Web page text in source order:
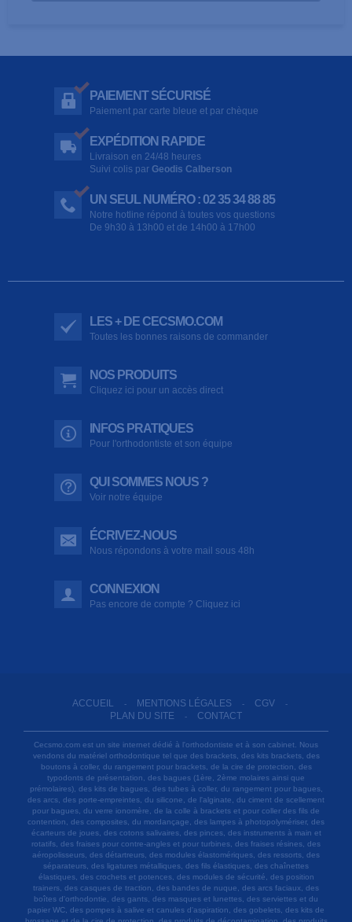
PAIEMENT SÉCURISÉ
Paiement par carte bleue et par chèque
EXPÉDITION RAPIDE
Livraison en 24/48 heures
Suivi colis par Geodis Calberson
UN SEUL NUMÉRO : 02 35 34 88 85
Notre hotline répond à toutes vos questions
De 9h30 à 13h00 et de 14h00 à 17h00
LES + DE CECSMO.COM
Toutes les bonnes raisons de commander
NOS PRODUITS
Cliquez ici pour un accès direct
INFOS PRATIQUES
Pour l'orthodontiste et son équipe
QUI SOMMES NOUS ?
Voir notre équipe
ÉCRIVEZ-NOUS
Nous répondons à votre mail sous 48h
CONNEXION
Pas encore de compte ? Cliquez ici
ACCUEIL - MENTIONS LÉGALES - CGV -
PLAN DU SITE - CONTACT
Cecsmo.com est un site internet dédié à l'orthodontiste et à son cabinet. Nous
vendons du matériel orthodontique tel que des brackets, des kits brackets, des
boutons à coller, du rangement pour brackets, de la cire de protection, des
typodonts de présentation, des bagues (1ère, 2ème molaires ainsi que
prémolaires), des kits de bagues, des tubes à coller, du rangement pour bagues,
des arcs, des porte-empreintes, du silicone, de l'alginate, du ciment de scellement
pour bagues, du verre ionomère, de la colle à brackets et pour coller des fils de
contention, des composites, du mordançage, des lampes à photopolymériser, des
écarteurs de joues, des cotons salivaires, des pinces, des instruments à main et
rotatifs, des fraises pour contre-angles et pour turbines, des fraises résines, des
aéropolisseurs, des détartreurs, des modules élastomériques, des ressorts, des
séparateurs, des ligatures métalliques, des fils élastiques, des chaînettes
élastiques, des crochets et potences, des modules de sécurité, des position
trainers, des casques de traction, des bandes de nuque, des arcs faciaux, des
boîtes d'orthodontie, des gants, des masques et lunettes, des serviettes et du
papier WC, des pompes à salive et canules d'aspiration, des gobelets, des kits de